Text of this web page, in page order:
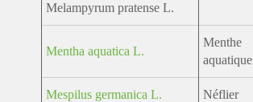
Melampyrum pratense L.
Mentha aquatica L.
Menthe
aquatique
Mespilus germanica L. Néflier